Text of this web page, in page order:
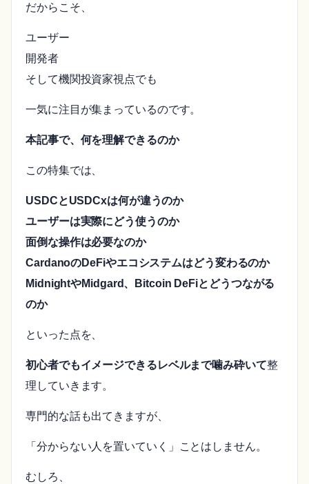
だからこそ、
ユーザー
開発者
そして機関投資家視点でも
一気に注目が集まっているのです。
本記事で、何を理解できるのか
この特集では、
USDCとUSDCxは何が違うのか
ユーザーは実際にどう使うのか
面倒な操作は必要なのか
CardanoのDeFiやエコシステムはどう変わるのか
MidnightやMidgard、Bitcoin DeFiとどうつながる
のか
といった点を、
初心者でもイメージできるレベルまで噛み砕いて整
理していきます。
専門的な話も出てきますが、
「分からない人を置いていく」ことはしません。
むしろ、